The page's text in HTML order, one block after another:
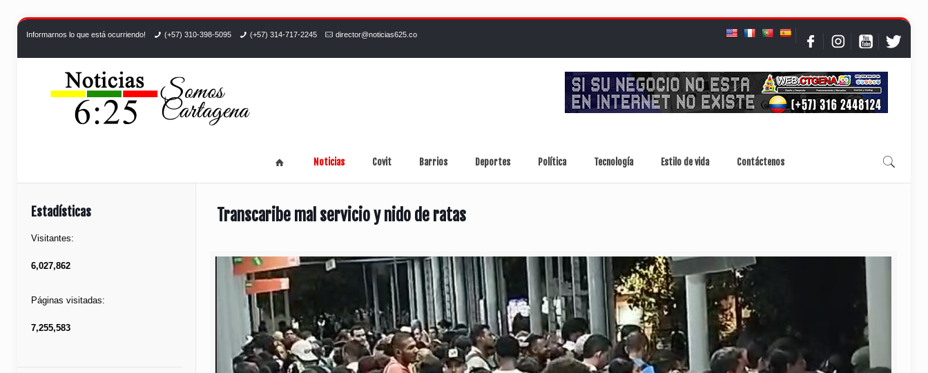
Informarnos lo que está ocurriendo! (+57) 310-398-5095 (+57) 314-717-2245 director@noticias625.co
Noticias Covit Barrios Deportes Política Tecnología Estilo de vida Contáctenos
Transcaribe mal servicio y nido de ratas
Estadísticas
Visitantes:
6,027,862
Páginas visitadas:
7,255,583